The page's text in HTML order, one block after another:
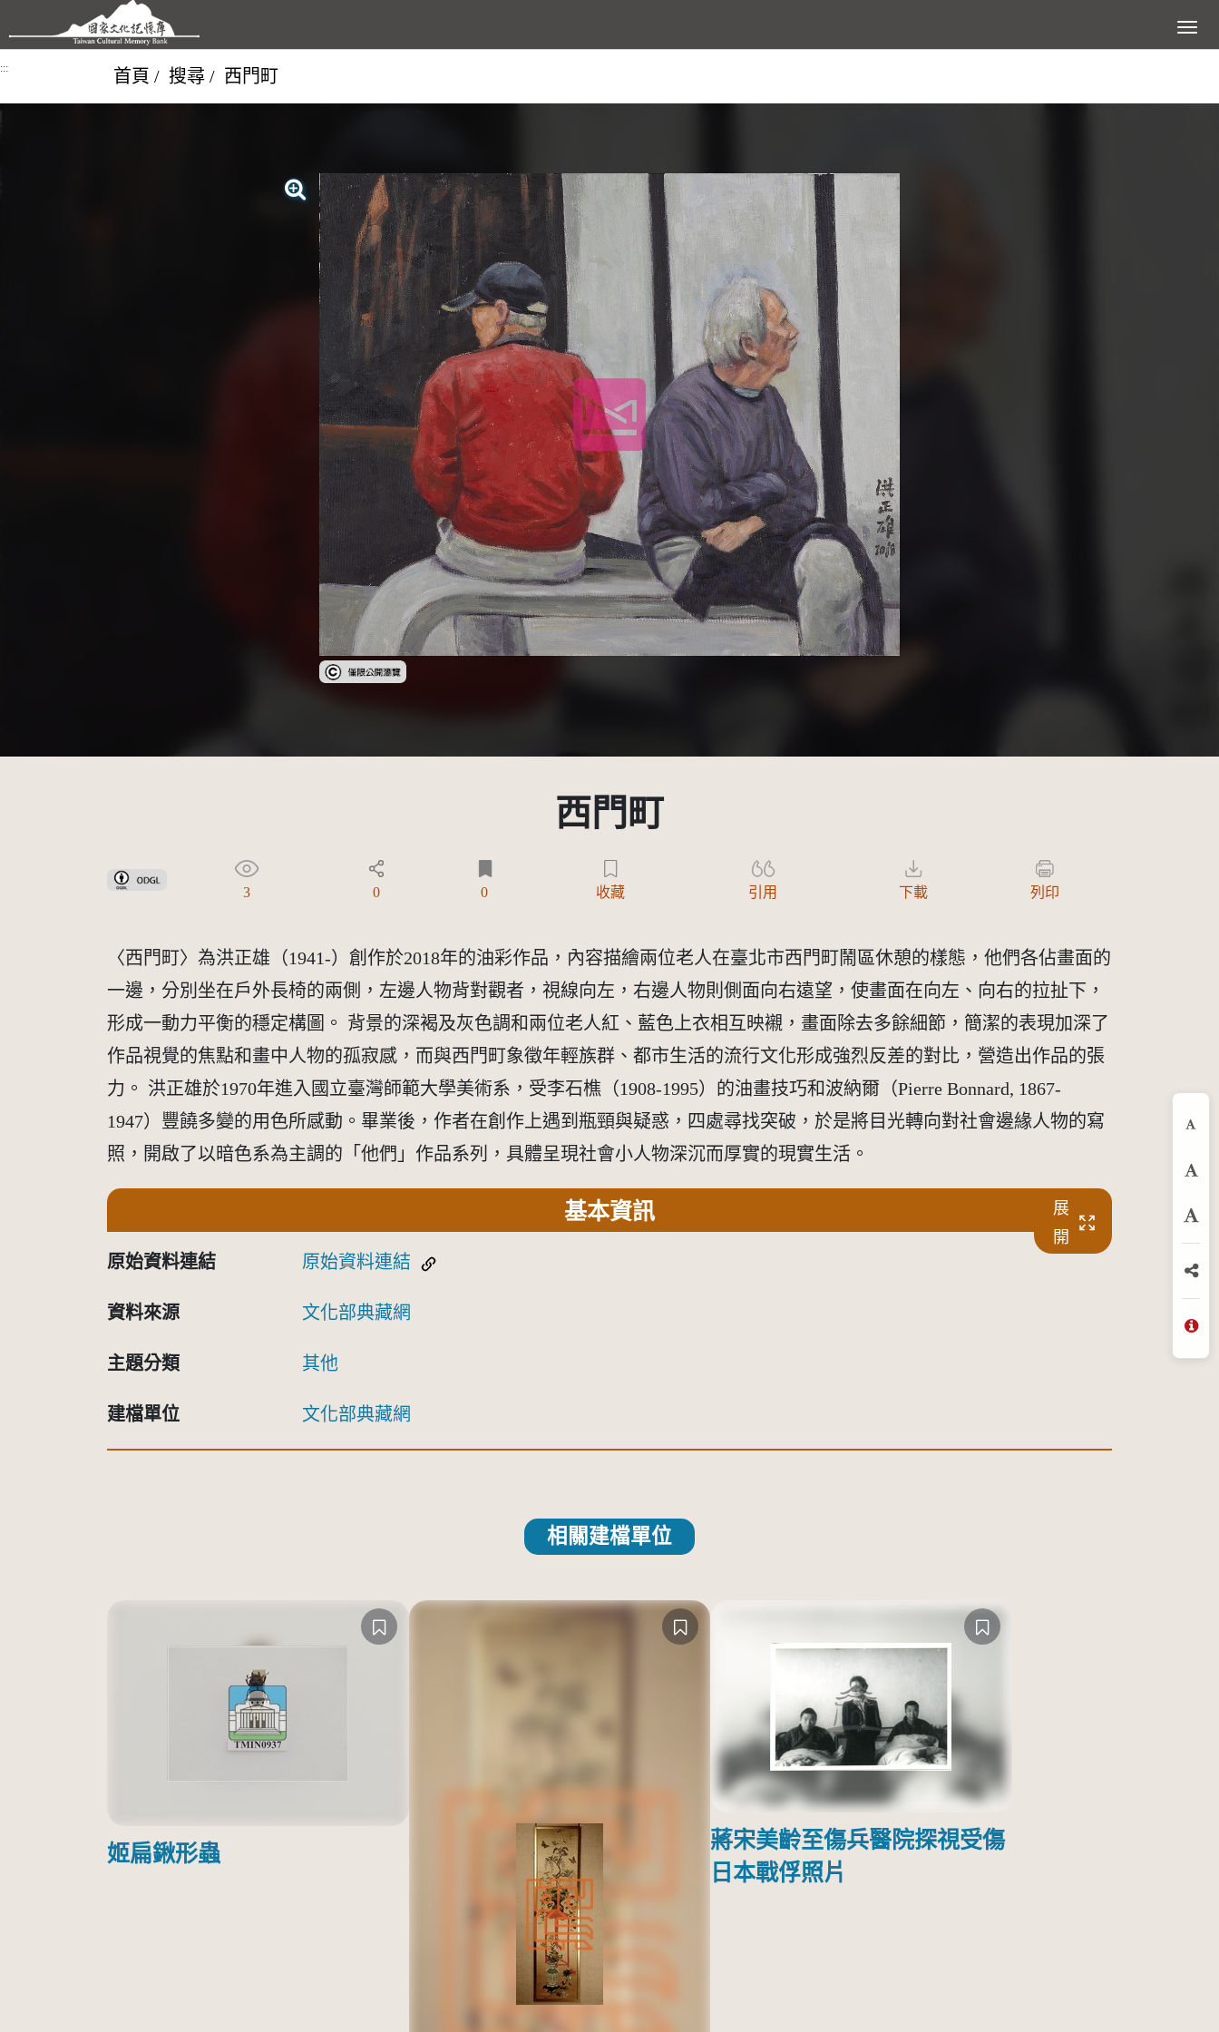
跳到主要內容區塊 展開選
::: 首頁 搜尋 西門町
查看大圖
受著作權法保護-僅限於本平台有限度公開瀏覽
西門町
政府資料開放授權條款-第1版(OGDL 1.0)
3 0 0 收藏 引用 下載 列印
〈西門町〉為洪正雄（1941-）創作於2018年的油彩作品，內容描繪兩位老人在臺北市西門町鬧區休憩的樣態，他們各佔畫面的
一邊，分別坐在戶外長椅的兩側，左邊人物背對觀者，視線向左，右邊人物則側面向右遠望，使畫面在向左、向右的拉扯下，
形成一動力平衡的穩定構圖。 背景的深褐及灰色調和兩位老人紅、藍色上衣相互映襯，畫面除去多餘細節，簡潔的表現加深了
作品視覺的焦點和畫中人物的孤寂感，而與西門町象徵年輕族群、都市生活的流行文化形成強烈反差的對比，營造出作品的張
力。 洪正雄於1970年進入國立臺灣師範大學美術系，受李石樵（1908-1995）的油畫技巧和波納爾（Pierre Bonnard, 1867-
1947）豐饒多變的用色所感動。畢業後，作者在創作上遇到瓶頸與疑惑，四處尋找突破，於是將目光轉向對社會邊緣人物的寫
照，開啟了以暗色系為主調的「他們」作品系列，具體呈現社會小人物深沉而厚實的現實生活。
基本資訊
展
開
原始資料連結 原始資料連結
資料來源 文化部典藏網
主題分類 其他
建檔單位 文化部典藏網
相關建檔單位
姬扁鍬形蟲
蔣宋美齡至傷兵醫院探視受傷
日本戰俘照片
放
分